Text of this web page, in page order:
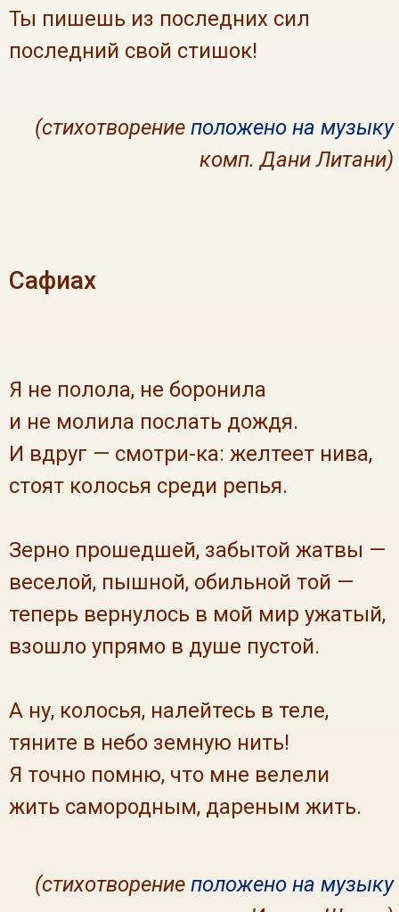
Ты пишешь из последних сил
последний свой стишок!
(стихотворение положено на музыку
комп. Дани Литани)
Сафиах
Я не полола, не боронила
и не молила послать дождя.
И вдруг — смотри-ка: желтеет нива,
стоят колосья среди репья.
Зерно прошедшей, забытой жатвы —
веселой, пышной, обильной той —
теперь вернулось в мой мир ужатый,
взошло упрямо в душе пустой.
А ну, колосья, налейтесь в теле,
тяните в небо земную нить!
Я точно помню, что мне велели
жить самородным, дареным жить.
(стихотворение положено на музыку